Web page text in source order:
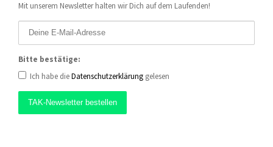
Mit unserem Newsletter halten wir Dich auf dem Laufenden!
Bitte bestätige:
Ich habe dieDatenschutzerklärung gelesen